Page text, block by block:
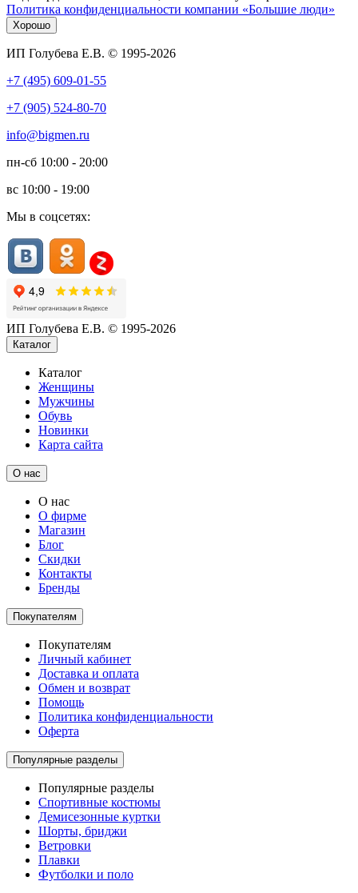
Политика конфиденциальности компании «Большие люди»
Хорошо
ИП Голубева Е.В. © 1995-2026
+7 (495) 609-01-55
+7 (905) 524-80-70
info@bigmen.ru
пн-сб 10:00 - 20:00
вс 10:00 - 19:00
Мы в соцсетях:
ИП Голубева Е.В. © 1995-2026
Каталог
Каталог
Женщины
Мужчины
Обувь
Новинки
Карта сайта
О нас
О нас
О фирме
Магазин
Блог
Скидки
Контакты
Бренды
Покупателям
Покупателям
Личный кабинет
Доставка и оплата
Обмен и возврат
Помощь
Политика конфиденциальности
Оферта
Популярные разделы
Популярные разделы
Спортивные костюмы
Демисезонные куртки
Шорты, бриджи
Ветровки
Плавки
Футболки и поло